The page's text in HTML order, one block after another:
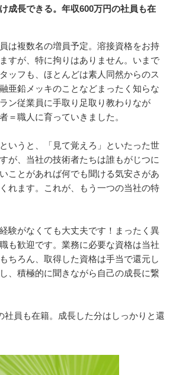
成長できる。年収600万円の社員も在
は複数名の増員予定。溶接資格をお持
すが、特に拘りはありません。いまで
ッフも、ほとんどは素人同然からのス
亜鉛メッキのことなどまったく知らな
ン従業員に手取り足取り教わりなが
＝職人に育っていきました。
いうと、「見て覚えろ」といたった世
が、当社の技術者たちは誰もがじつに
ことがあれば何でも聞ける気安さがあ
れます。これが、もう一つの当社の特
験がなくても大丈夫です！まったく異
も歓迎です。業務に必要な資格は当社
ちろん、取得した資格は手当で還元し
、積極的に聞きながら自己の成長に繋
社員も在籍。成長した分はしっかりと還